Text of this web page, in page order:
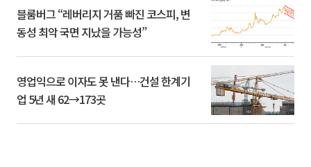
블룸버그 “레버리지 거품 빠진 코스피, 변
동성 최악 국면 지났을 가능성”
영업익으로 이자도 못 낸다…건설 한계기
업 5년 새 62→173곳